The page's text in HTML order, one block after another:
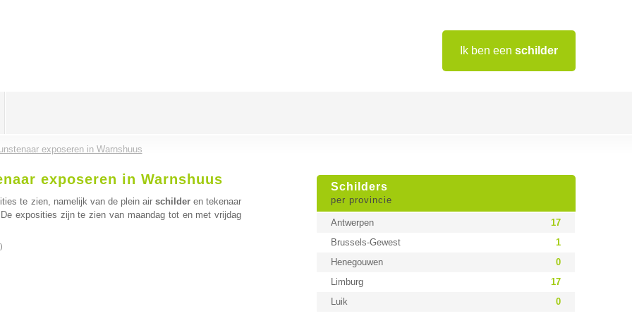
Ik ben een schilder
exposeren in Warnshuus
Schilders
per provincie
Antwerpen
17
Brussels-Gewest
1
Henegouwen
0
Limburg
17
Luik
0
exposeren in Warnshuus
te zien, namelijk van de plein airschilder en tekenaar
exposities zijn te zien van maandag tot en met vrijdag